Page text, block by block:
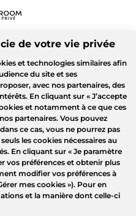
de votre vie privée
et technologies similaires afin
du site et ses
avec nos partenaires, des
En cliquant sur « J’accepte
et notamment à ce que ces
partenaires. Vous pouvez
ce cas, vous ne pourrez pas
les cookies nécessaires au
En cliquant sur « Je paramètre
vos préférences et obtenir plus
modifier vos préférences à
mes cookies »). Pour en
et la manière dont celle-ci